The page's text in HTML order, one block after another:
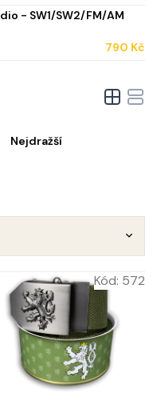
- SW1/SW2/FM/AM
790 Kč
Nejdražší
Kód: 572